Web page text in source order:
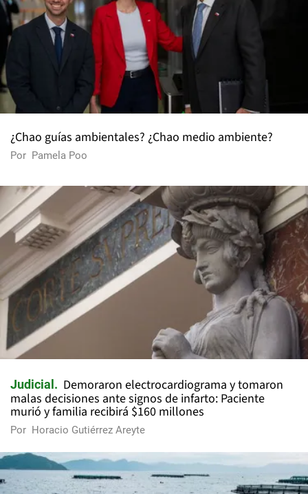
¿Chao guías ambientales? ¿Chao medio ambiente?
Por Pamela Poo
Judicial
Demoraron electrocardiograma y tomaron
malas decisiones ante signos de infarto: Paciente
murió y familia recibirá $160 millones
Por Horacio Gutiérrez Areyte